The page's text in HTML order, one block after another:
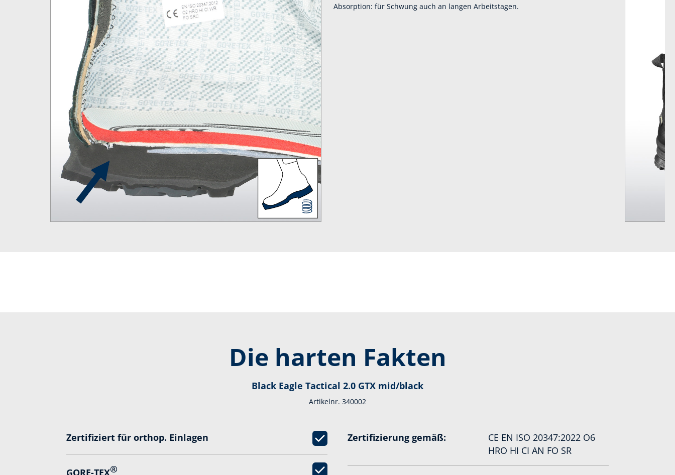
Absorption: für Schwung auch an langen Arbeitstagen.
Die harten Fakten
Black Eagle Tactical 2.0 GTX mid/black
Artikelnr. 340002
Zertifiziert für orthop. Einlagen
GORE-TEX®
Zertifizierung gemäß:
CE EN ISO 20347:2022 O6
HRO HI CI AN FO SR